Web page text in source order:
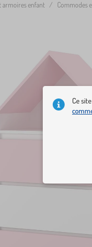
armoires enfant / Commodes
Ce